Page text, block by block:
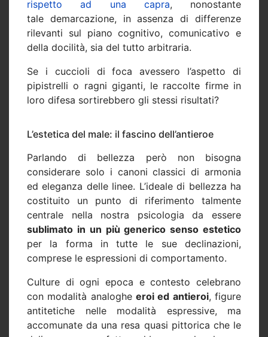
rispetto ad una capra, nonostante
tale demarcazione, in assenza di differenze
rilevanti sul piano cognitivo, comunicativo e
della docilità, sia del tutto arbitraria.
Se i cuccioli di foca avessero l’aspetto di
pipistrelli o ragni giganti, le raccolte firme in
loro difesa sortirebbero gli stessi risultati?
L’estetica del male: il fascino dell’antieroe
Parlando di bellezza però non bisogna
considerare solo i canoni classici di armonia
ed eleganza delle linee. L’ideale di bellezza ha
costituito un punto di riferimento talmente
centrale nella nostra psicologia da essere
sublimato in un più generico senso estetico
per la forma in tutte le sue declinazioni,
comprese le espressioni di comportamento.
Culture di ogni epoca e contesto celebrano
con modalità analoghe eroi ed antieroi, figure
antitetiche nelle modalità espressive, ma
accomunate da una resa quasi pittorica che le